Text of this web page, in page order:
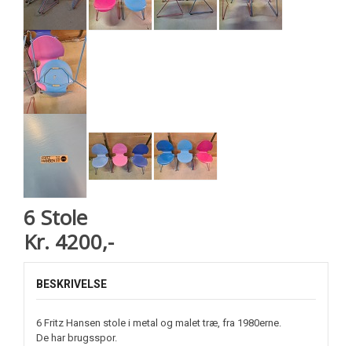
6 Stole
Kr. 4200,-
BESKRIVELSE
6 Fritz Hansen stole i metal og malet træ, fra 1980erne.
De har brugsspor.